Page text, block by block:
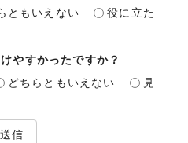
ともいえない
役に立た
やすかったですか？
どちらともいえない
見
送信